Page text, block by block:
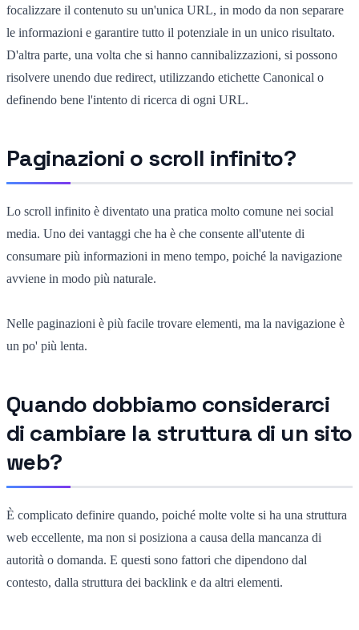
focalizzare il contenuto su un'unica URL, in modo da non separare
le informazioni e garantire tutto il potenziale in un unico risultato.
D'altra parte, una volta che si hanno cannibalizzazioni, si possono
risolvere unendo due redirect, utilizzando etichette Canonical o
definendo bene l'intento di ricerca di ogni URL.
Paginazioni o scroll infinito?
Lo scroll infinito è diventato una pratica molto comune nei social
media. Uno dei vantaggi che ha è che consente all'utente di
consumare più informazioni in meno tempo, poiché la navigazione
avviene in modo più naturale.
Nelle paginazioni è più facile trovare elementi, ma la navigazione è
un po' più lenta.
Quando dobbiamo considerarci
di cambiare la struttura di un sito
web?
È complicato definire quando, poiché molte volte si ha una struttura
web eccellente, ma non si posiziona a causa della mancanza di
autorità o domanda. E questi sono fattori che dipendono dal
contesto, dalla struttura dei backlink e da altri elementi.